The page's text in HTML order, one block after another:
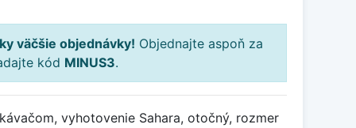
väčšie objednávky! Objednajte aspoň za
kód MINUS3.
vyhotovenie Sahara, otočný, rozmer